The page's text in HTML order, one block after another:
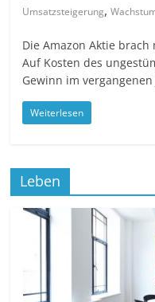
Umsatzsteigerung,
Die Amazon Aktie
Auf Kosten des
Gewinn im vergangenen
Weiterlesen
Leben